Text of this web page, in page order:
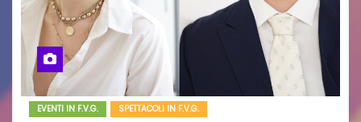
EVENTI IN F.V.G. SPETTACOLI IN F.V.G.